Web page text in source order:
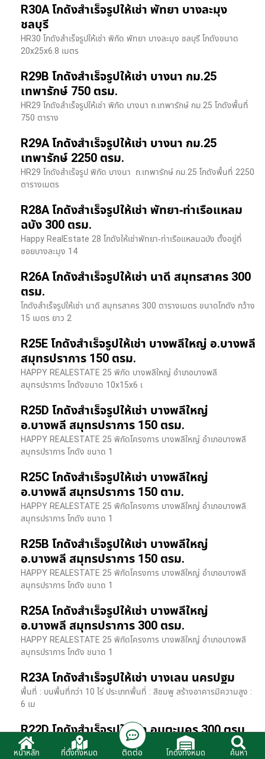
R30A โกดังสำเร็จรูปให้เช่า พัทยา บางละมุง
ชลบุรี
HR30 โกดังสำเร็จรูปให้เช่า พิกัด พัทยา บางละมุง ชลบุรี โกดังขนาด
20x25x6.8 เมตร
R29B โกดังสำเร็จรูปให้เช่า บางนา กม.25
เทพารักษ์ 750 ตรม.
HR29 โกดังสำเร็จรูปให้เช่า พิกัด บางนา​ ถ.เทพารักษ์ กม.25 โกดังพื้นที่
750 ตาราง
R29A โกดังสำเร็จรูปให้เช่า บางนา กม.25
เทพารักษ์ 2250 ตรม.
HR29 โกดังสำเร็จรูป พิกัด บางนา​ ถ.เทพารักษ์ กม.25 โกดังพื้นที่ 2250
ตารางเมตร
R28A โกดังสำเร็จรูปให้เช่า พัทยา-ท่าเรือแหลม
ฉบัง 300 ตรม.
Happy RealEstate 28 โกดังให้เช่าพัทยา-ท่าเรือแหลมฉบัง ตั้งอยู่ที่
ซอยบางละมุง 14
R26A โกดังสำเร็จรูปให้เช่า นาดี สมุทรสาคร 300
ตรม.
โกดังสำเร็จรูปให้เช่า นาดี สมุทรสาคร 300 ตารางเมตร ขนาดโกดัง กว้าง
15 เมตร ยาว 2
R25E โกดังสำเร็จรูปให้เช่า บางพลีใหญ่ อ.บางพลี
สมุทรปราการ 150 ตรม.
HAPPY REALESTATE 25 พิกัด บางพลีใหญ่ อำเภอบางพลี
สมุทรปราการ โกดังขนาด 10x15x6 เ
R25D โกดังสำเร็จรูปให้เช่า บางพลีใหญ่
อ.บางพลี สมุทรปราการ 150 ตรม.
HAPPY REALESTATE 25 พิกัดโครงการ บางพลีใหญ่ อำเภอบางพลี
สมุทรปราการ โกดัง ขนาด 1
R25C โกดังสำเร็จรูปให้เช่า บางพลีใหญ่
อ.บางพลี สมุทรปราการ 150 ตาม.
HAPPY REALESTATE 25 พิกัดโครงการ บางพลีใหญ่ อำเภอบางพลี
สมุทรปราการ โกดัง ขนาด 1
R25B โกดังสำเร็จรูปให้เช่า บางพลีใหญ่
อ.บางพลี สมุทรปราการ 150 ตรม.
HAPPY REALESTATE 25 พิกัดโครงการ บางพลีใหญ่ อำเภอบางพลี
สมุทรปราการ โกดัง ขนาด 1
R25A โกดังสำเร็จรูปให้เช่า บางพลีใหญ่
อ.บางพลี สมุทรปราการ 300 ตรม.
HAPPY REALESTATE 25 พิกัดโครงการ บางพลีใหญ่ อำเภอบางพลี
สมุทรปราการ โกดัง ขนาด 1
R23A โกดังสำเร็จรูปให้เช่า บางเลน นครปฐม
พื้นที่ : บนพื้นที่กว่า 10 ไร่ ประเภทพื้นที่ : สีชมพู สร้างอาคารมีความสูง :
6 เม
R22D โกดังสำเร็จรูปให้เช่า อมตะนคร 300 ตรม.
HR22 โกดังสำเร็จรูปให้เช่า พิกัด ติดนิคมอมตะนคร อ.พานทอง จ.ชลบุรี
รายละเอียดโรงง
หน้าหลัก ที่ตั้งทั้งหมด ติดต่อ โกดังทั้งหมด ค้นหา